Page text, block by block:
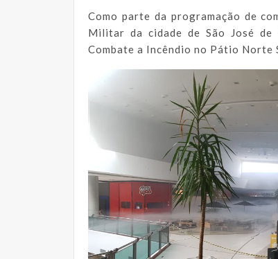
Como parte da programação de
Militar da cidade de São José de
Combate a Incêndio no Pátio Norte